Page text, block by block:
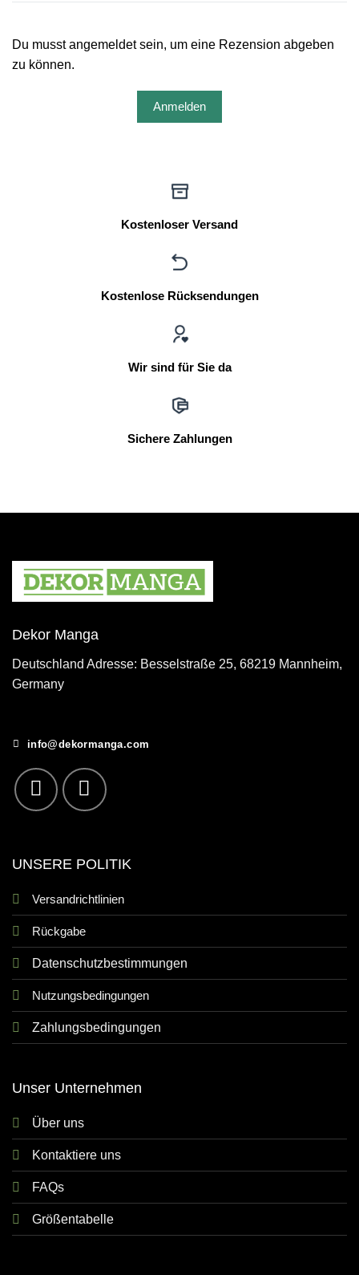
Du musst angemeldet sein, um eine Rezension abgeben
zu können.
Anmelden
Kostenloser Versand
Kostenlose Rücksendungen
Wir sind für Sie da
Sichere Zahlungen
Dekor Manga
Deutschland Adresse: Besselstraße 25, 68219 Mannheim,
Germany
info@dekormanga.com
UNSERE POLITIK
Versandrichtlinien
Rückgabe
Datenschutzbestimmungen
Nutzungsbedingungen
Zahlungsbedingungen
Unser Unternehmen
Über uns
Kontaktiere uns
FAQs
Größentabelle